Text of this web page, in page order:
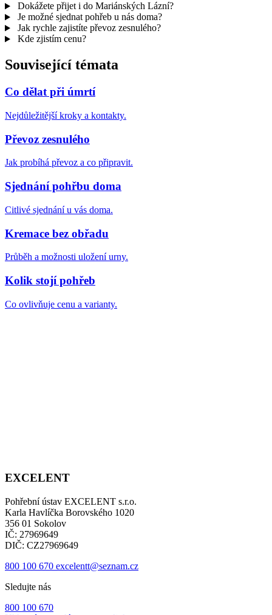
Dokážete přijet i do Mariánských Lázní?
Je možné sjednat pohřeb u nás doma?
Jak rychle zajistíte převoz zesnulého?
Kde zjistím cenu?
Související témata
Co dělat při úmrtí
Nejdůležitější kroky a kontakty.
Převoz zesnulého
Jak probíhá převoz a co připravit.
Sjednání pohřbu doma
Citlivé sjednání u vás doma.
Kremace bez obřadu
Průběh a možnosti uložení urny.
Kolik stojí pohřeb
Co ovlivňuje cenu a varianty.
EXCELENT
Pohřební ústav EXCELENT s.r.o.
Karla Havlíčka Borovského 1020
356 01 Sokolov
IČ: 27969649
DIČ: CZ27969649
800 100 670 excelentt@seznam.cz
Sledujte nás
800 100 670